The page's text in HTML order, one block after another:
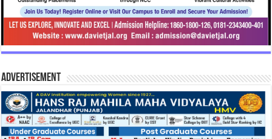
Advertisement